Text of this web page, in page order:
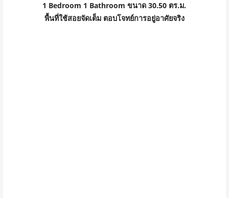
1 Bedroom 1 Bathroom ขนาด 30.50 ตร.ม.
พื้นที่ใช้สอยจัดเต็ม ตอบโจทย์การอยู่อาศัยจริง